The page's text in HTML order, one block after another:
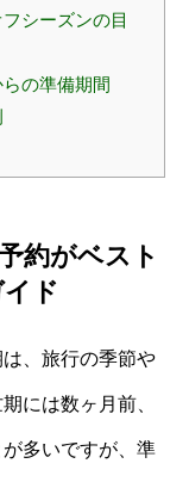
シーズンの目
の準備期間
約がベスト
ド
、旅行の季節や
には数ヶ月前、
多いですが、準